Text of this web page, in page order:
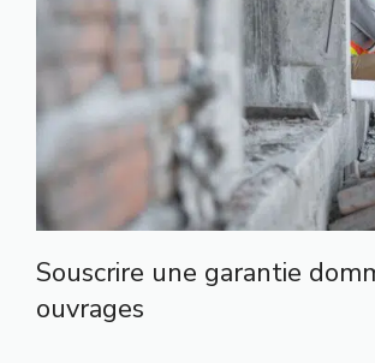
Souscrire une garantie
ouvrages